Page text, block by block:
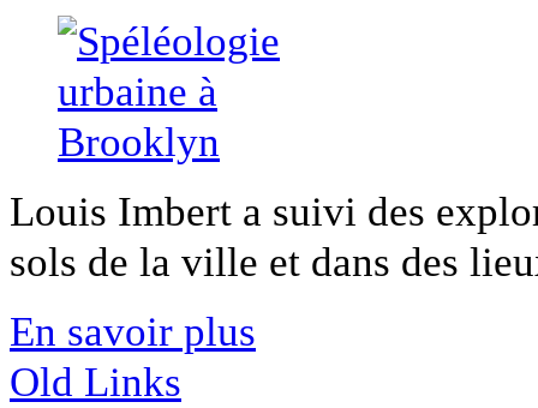
Louis Imbert a suivi des
sols de la ville et dans des
En savoir plus
Old Links